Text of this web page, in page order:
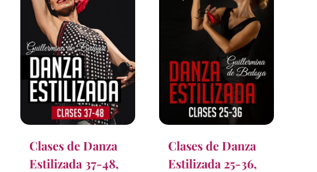
Clases de Danza
Estilizada 37-48,
Clases de Danza
Estilizada 25-36,